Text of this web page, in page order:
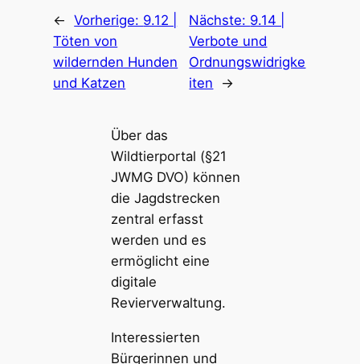
← Vorherige: 9.12 |
Töten von
wildernden Hunden
und Katzen
Nächste: 9.14 |
Verbote und
Ordnungswidrigke
iten
→
Über das
Wildtierportal (§21
JWMG DVO) können
die Jagdstrecken
zentral erfasst
werden und es
ermöglicht eine
digitale
Revierverwaltung.
Interessierten
Bürgerinnen und